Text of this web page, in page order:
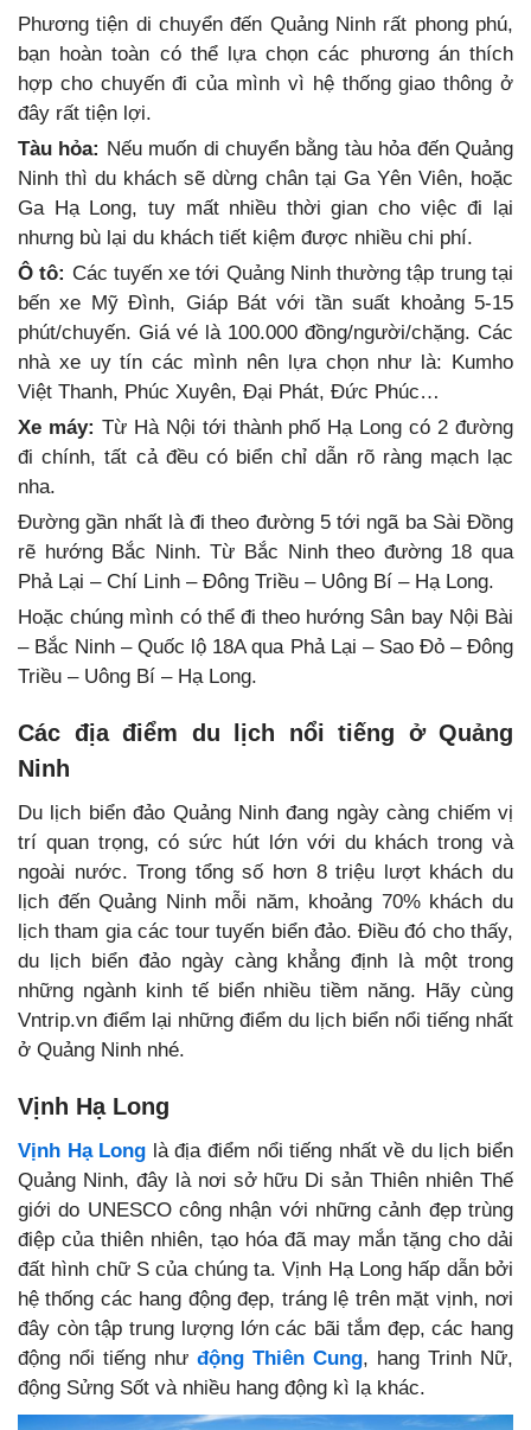
Phương tiện di chuyển đến Quảng Ninh rất phong phú,
bạn hoàn toàn có thể lựa chọn các phương án thích
hợp cho chuyến đi của mình vì hệ thống giao thông ở
đây rất tiện lợi.
Tàu hỏa: Nếu muốn di chuyển bằng tàu hỏa đến Quảng
Ninh thì du khách sẽ dừng chân tại Ga Yên Viên, hoặc
Ga Hạ Long, tuy mất nhiều thời gian cho việc đi lại
nhưng bù lại du khách tiết kiệm được nhiều chi phí.
Ô tô: Các tuyến xe tới Quảng Ninh thường tập trung tại
bến xe Mỹ Đình, Giáp Bát với tần suất khoảng 5-15
phút/chuyến. Giá vé là 100.000 đồng/người/chặng. Các
nhà xe uy tín các mình nên lựa chọn như là: Kumho
Việt Thanh, Phúc Xuyên, Đại Phát, Đức Phúc…
Xe máy: Từ Hà Nội tới thành phố Hạ Long có 2 đường
đi chính, tất cả đều có biển chỉ dẫn rõ ràng mạch lạc
nha.
Đường gần nhất là đi theo đường 5 tới ngã ba Sài Đồng
rẽ hướng Bắc Ninh. Từ Bắc Ninh theo đường 18 qua
Phả Lại – Chí Linh – Đông Triều – Uông Bí – Hạ Long.
Hoặc chúng mình có thể đi theo hướng Sân bay Nội Bài
– Bắc Ninh – Quốc lộ 18A qua Phả Lại – Sao Đỏ – Đông
Triều – Uông Bí – Hạ Long.
Các địa điểm du lịch nổi tiếng ở Quảng
Ninh
Du lịch biển đảo Quảng Ninh đang ngày càng chiếm vị
trí quan trọng, có sức hút lớn với du khách trong và
ngoài nước. Trong tổng số hơn 8 triệu lượt khách du
lịch đến Quảng Ninh mỗi năm, khoảng 70% khách du
lịch tham gia các tour tuyến biển đảo. Điều đó cho thấy,
du lịch biển đảo ngày càng khẳng định là một trong
những ngành kinh tế biển nhiều tiềm năng. Hãy cùng
Vntrip.vn điểm lại những điểm du lịch biển nổi tiếng nhất
ở Quảng Ninh nhé.
Vịnh Hạ Long
Vịnh Hạ Long là địa điểm nổi tiếng nhất về du lịch biển
Quảng Ninh, đây là nơi sở hữu Di sản Thiên nhiên Thế
giới do UNESCO công nhận với những cảnh đẹp trùng
điệp của thiên nhiên, tạo hóa đã may mắn tặng cho dải
đất hình chữ S của chúng ta. Vịnh Hạ Long hấp dẫn bởi
hệ thống các hang động đẹp, tráng lệ trên mặt vịnh, nơi
đây còn tập trung lượng lớn các bãi tắm đẹp, các hang
động nổi tiếng như động Thiên Cung, hang Trinh Nữ,
động Sửng Sốt và nhiều hang động kì lạ khác.